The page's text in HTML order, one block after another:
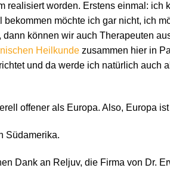
realisiert worden. Erstens einmal:
bekommen möchte ich gar nicht, ich
können wir auch Therapeuten
Heilkunde zusammen hier in
und da werde ich natürlich auch
offener als Europa. Also, Europa
Südamerika.
Dank an Reljuv, die Firma von Dr.